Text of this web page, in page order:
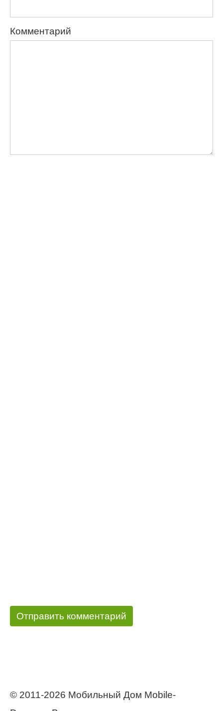
Комментарий
© 2011-2026 Мобильный Дом Mobile-